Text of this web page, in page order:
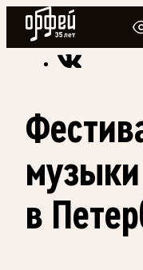
Радио Орфей
Радио
в